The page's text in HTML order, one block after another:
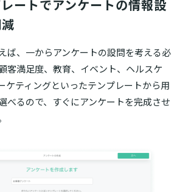
ートでアンケートの情報設
ば、一からアンケートの設問を考える必
客満足度、教育、イベント、ヘルスケ
ケティングといったテンプレートから用
べるので、すぐにアンケートを完成させ